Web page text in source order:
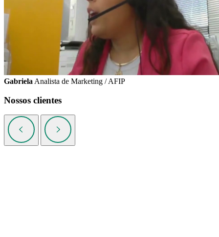
Gabriela Analista de Marketing / AFIP
Nossos clientes